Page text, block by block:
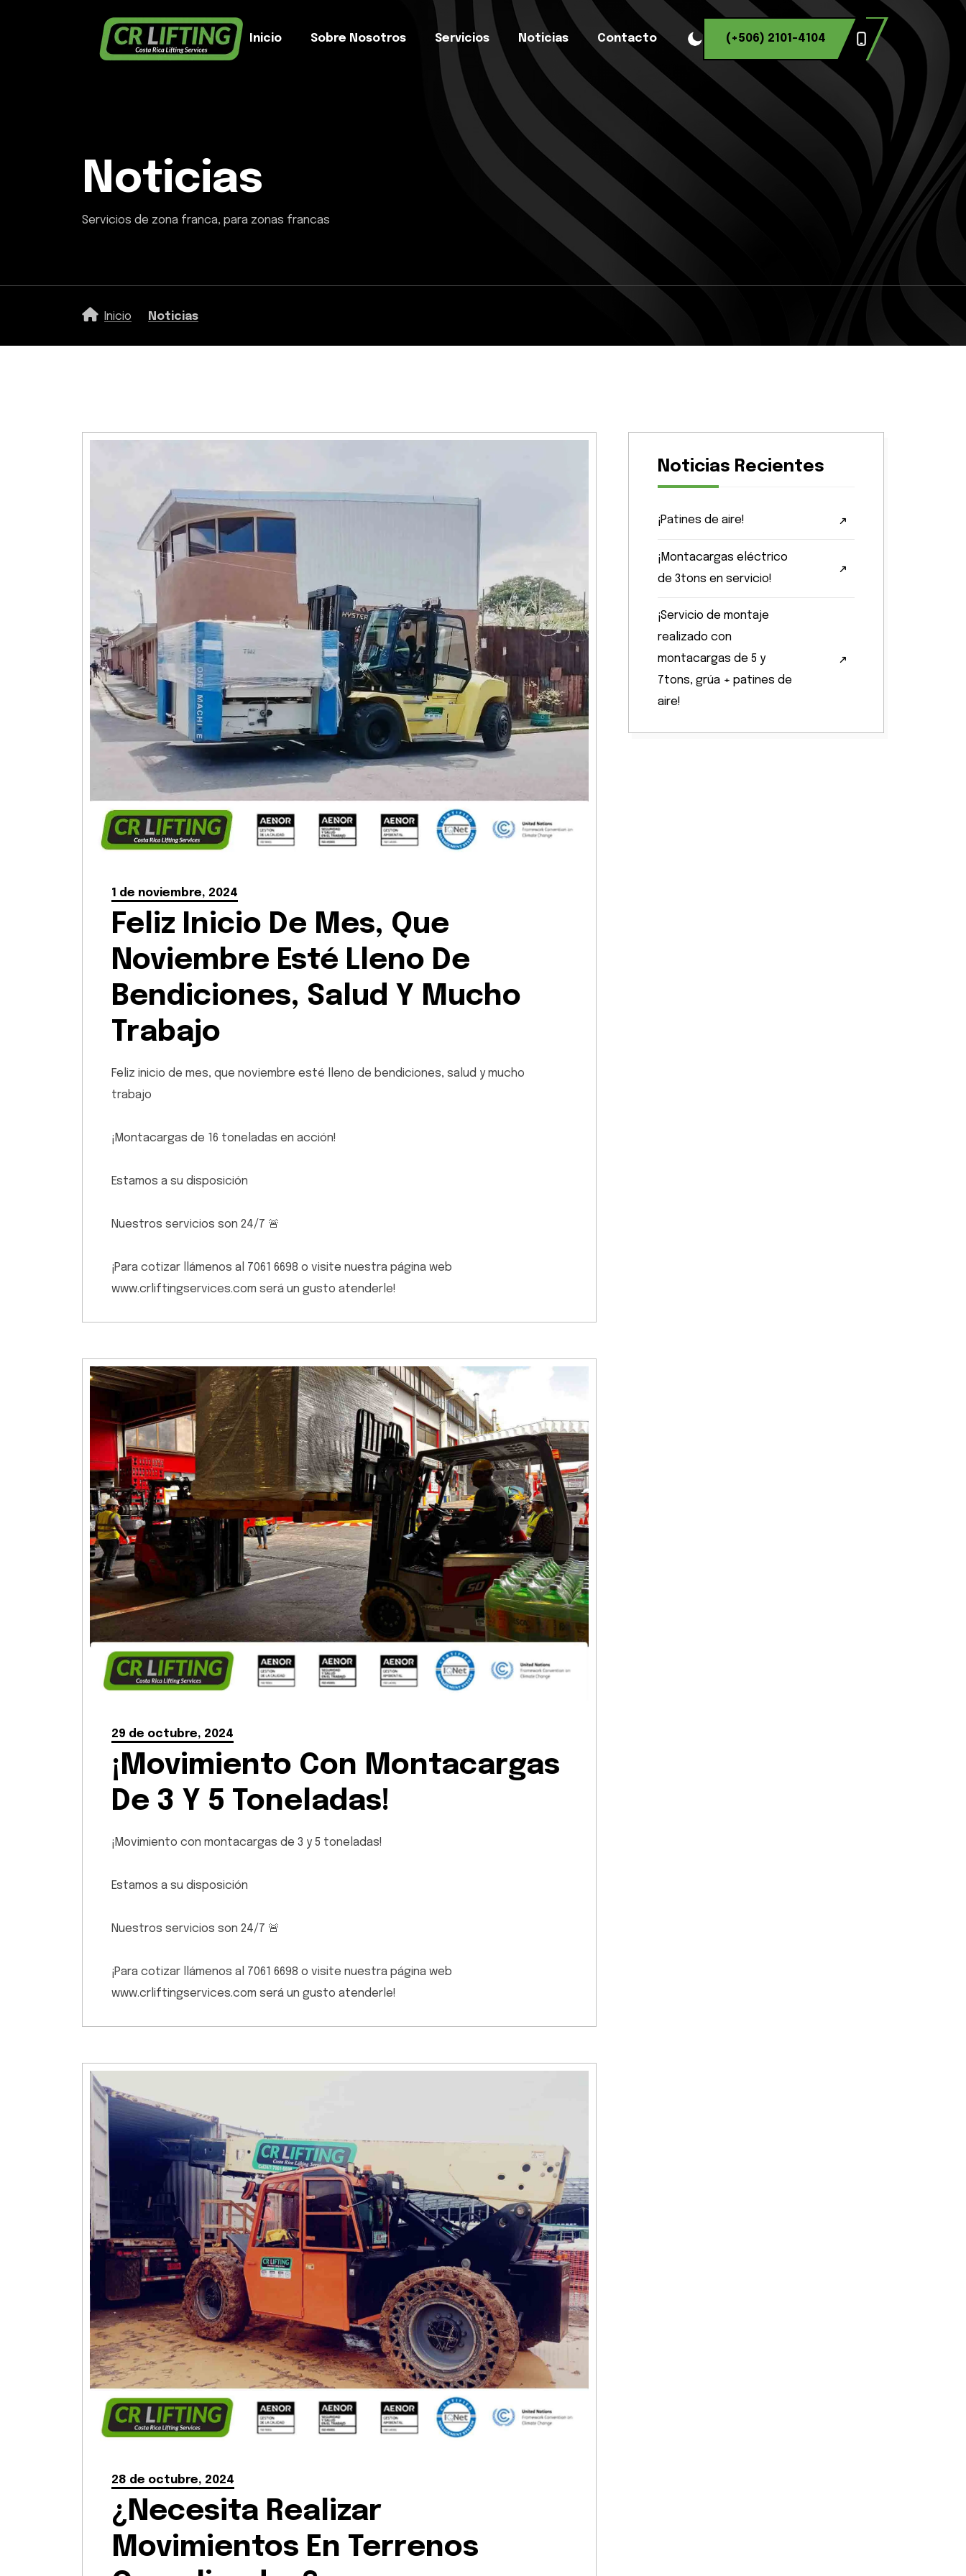
Inicio Sobre Nosotros Servicios Noticias Contacto (+506) 2101-4104
Noticias
Servicios de zona franca, para zonas francas
Inicio Noticias
1 de noviembre, 2024
Feliz Inicio De Mes, Que
Noviembre Esté Lleno De
Bendiciones, Salud Y Mucho
Trabajo
Feliz inicio de mes, que noviembre esté lleno de bendiciones, salud y mucho
trabajo
¡Montacargas de 16 toneladas en acción!
Estamos a su disposición
Nuestros servicios son 24/7 🚨
¡Para cotizar llámenos al 7061 6698 o visite nuestra página web
www.crliftingservices.com será un gusto atenderle!
29 de octubre, 2024
¡Movimiento Con Montacargas
De 3 Y 5 Toneladas!
¡Movimiento con montacargas de 3 y 5 toneladas!
Estamos a su disposición
Nuestros servicios son 24/7 🚨
¡Para cotizar llámenos al 7061 6698 o visite nuestra página web
www.crliftingservices.com será un gusto atenderle!
28 de octubre, 2024
¿Necesita Realizar
Movimientos En Terrenos
Noticias Recientes
¡Patines de aire!
¡Montacargas eléctrico
de 3tons en servicio!
¡Servicio de montaje
realizado con
montacargas de 5 y
7tons, grúa + patines de
aire!